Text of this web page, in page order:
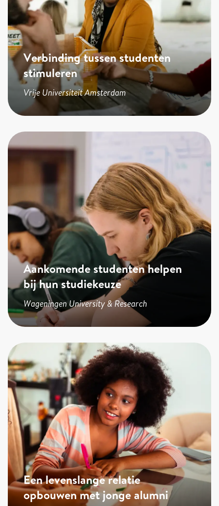
Verbinding tussen studenten
stimuleren
Vrije Universiteit Amsterdam
Aankomende studenten helpen
bij hun studiekeuze
Wageningen University & Research
Een levenslange relatie
opbouwen met jonge alumni